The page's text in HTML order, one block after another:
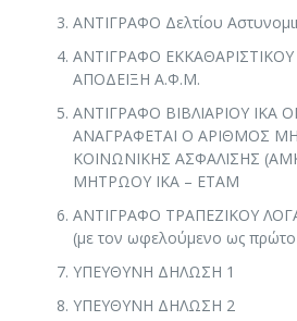
ΑΝΤΙΓΡΑΦΟ Δελτίου
ΑΝΤΙΓΡΑΦΟ
ΑΠΟΔΕΙΞΗ Α.Φ.Μ.
ΑΝΤΙΓΡΑΦΟ ΒΙΒΛΙΑΡΙΟΥ ΙΚΑ
ΑΝΑΓΡΑΦΕΤΑΙ Ο ΑΡΙΘΜΟΣ
ΚΟΙΝΩΝΙΚΗΣ ΑΣΦΑΛΙΣΗΣ
ΜΗΤΡΩΟΥ ΙΚΑ – ΕΤΑΜ
ΑΝΤΙΓΡΑΦΟ ΤΡΑΠΕΖΙΚΟΥ
(με τον ωφελούμενο ως πρώτο
ΥΠΕΥΘΥΝΗ ΔΗΛΩΣΗ 1
ΥΠΕΥΘΥΝΗ ΔΗΛΩΣΗ 2